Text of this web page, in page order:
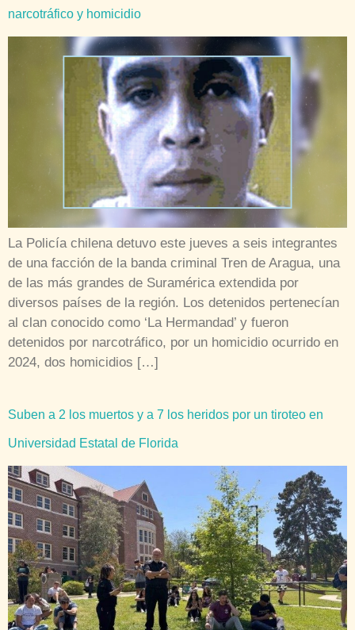
narcotráfico y homicidio
La Policía chilena detuvo este jueves a seis integrantes
de una facción de la banda criminal Tren de Aragua, una
de las más grandes de Suramérica extendida por
diversos países de la región. Los detenidos pertenecían
al clan conocido como ‘La Hermandad’ y fueron
detenidos por narcotráfico, por un homicidio ocurrido en
2024, dos homicidios […]
Suben a 2 los muertos y a 7 los heridos por un tiroteo en
Universidad Estatal de Florida